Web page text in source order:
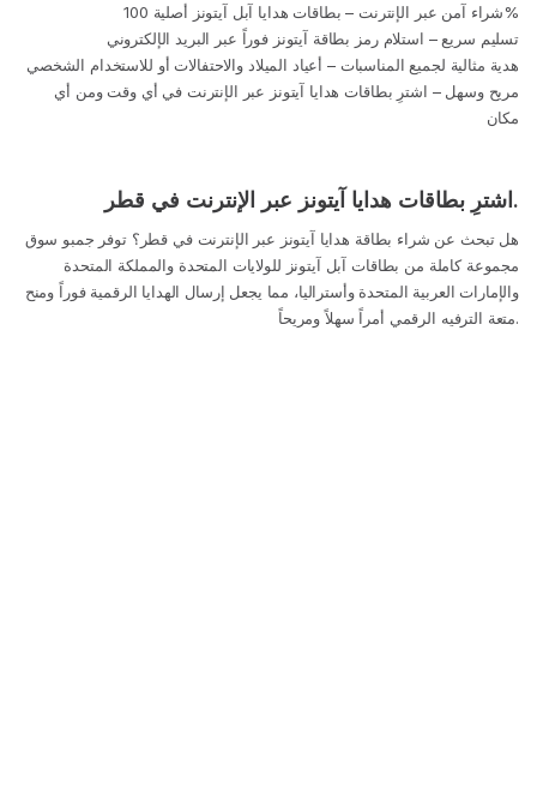
شراء آمن عبر الإنترنت – بطاقات هدايا آبل آيتونز أصلية 100%
تسليم سريع – استلام رمز بطاقة آيتونز فوراً عبر البريد الإلكتروني
هدية مثالية لجميع المناسبات – أعياد الميلاد والاحتفالات أو للاستخدام الشخصي
مريح وسهل – اشترِ بطاقات هدايا آيتونز عبر الإنترنت في أي وقت ومن أي
مكان
اشترِ بطاقات هدايا آيتونز عبر الإنترنت في قطر.
هل تبحث عن شراء بطاقة هدايا آيتونز عبر الإنترنت في قطر؟ توفر جمبو سوق
مجموعة كاملة من بطاقات آبل آيتونز للولايات المتحدة والمملكة المتحدة
والإمارات العربية المتحدة وأستراليا، مما يجعل إرسال الهدايا الرقمية فوراً ومنح
متعة الترفيه الرقمي أمراً سهلاً ومريحاً.